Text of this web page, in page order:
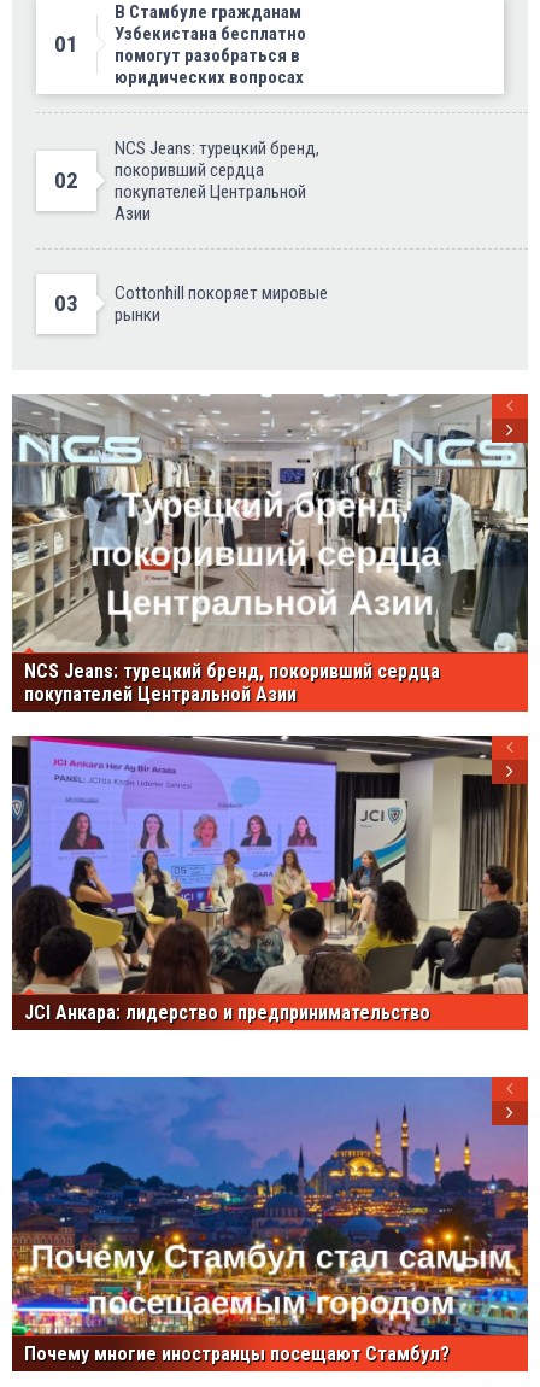
01
В Стамбуле гражданам
Узбекистана бесплатно
помогут разобраться в
юридических вопросах
02
NCS Jeans: турецкий бренд,
покоривший сердца
покупателей Центральной
Азии
03
Cottonhill покоряет мировые
рынки
NCS Jeans: турецкий бренд, покоривший сердца
покупателей Центральной Азии
JCI Анкара: лидерство и предпринимательство
Почему многие иностранцы посещают Стамбул?